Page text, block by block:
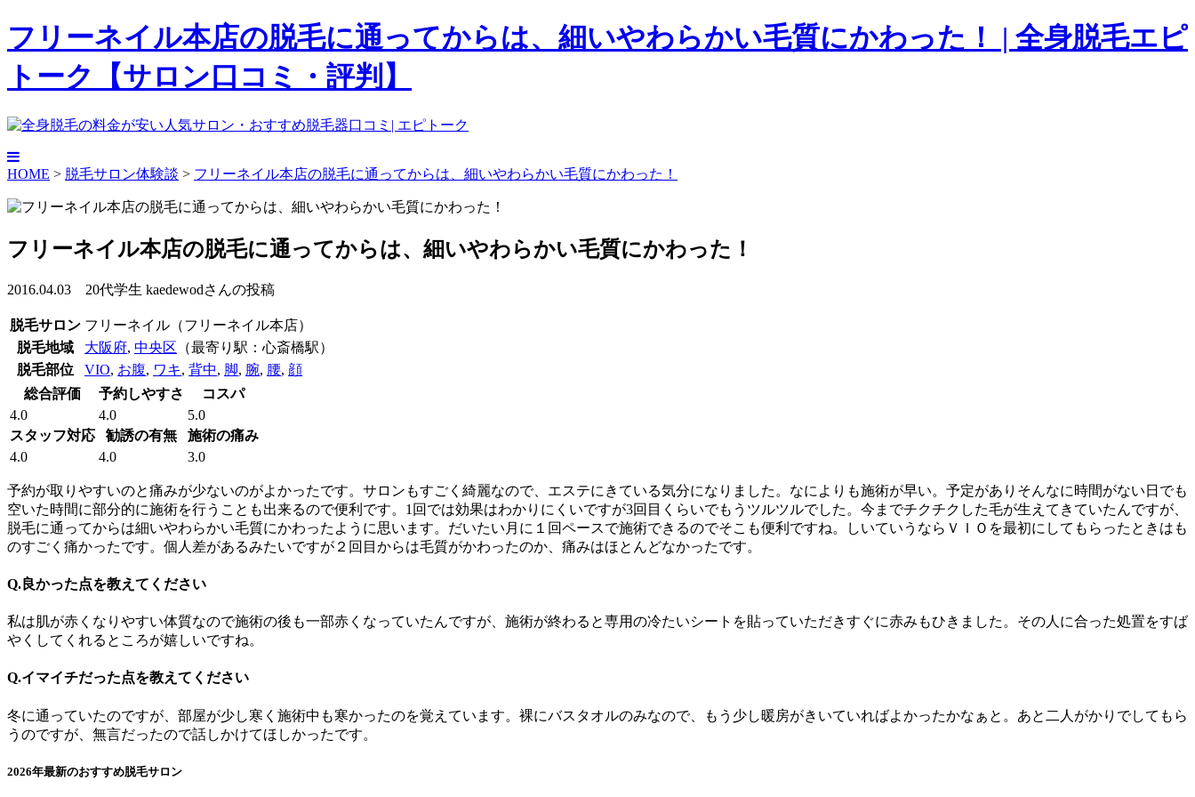
フリーネイル本店の脱毛に通ってからは、細いやわらかい毛質にかわった！ | 全身脱毛エピ
トーク【サロン口コミ・評判】
HOME > 脱毛サロン体験談 > フリーネイル本店の脱毛に通ってからは、細いやわらかい毛質にかわった！
フリーネイル本店の脱毛に通ってからは、細いやわらかい毛質にかわった！
2016.04.03 20代学生 kaedewodさんの投稿
脱毛サロン フリーネイル（フリーネイル本店）
脱毛地域
大阪府, 中央区 （最寄り駅：心斎橋駅）
脱毛部位
VIO, お腹, ワキ, 背中, 脚, 腕, 腰, 顔
総合評価
予約しやすさ
コスパ
4.0
4.0
5.0
スタッフ対応
勧誘の有無
施術の痛み
4.0
4.0 3.0
予約が取りやすいのと痛みが少ないのがよかったです。サロンもすごく綺麗なので、エステにきている気分になりました。なによりも施術が早い。予定がありそんなに時間がない日でも
空いた時間に部分的に施術を行うことも出来るので便利です。1回では効果はわかりにくいですが3回目くらいでもうツルツルでした。今までチクチクした毛が生えてきていたんですが、
脱毛に通ってからは細いやわらかい毛質にかわったように思います。だいたい月に１回ペースで施術できるのでそこも便利ですね。しいていうならＶＩＯを最初にしてもらったときはも
のすごく痛かったです。個人差があるみたいですが２回目からは毛質がかわったのか、痛みはほとんどなかったです。
Q.良かった点を教えてください
私は肌が赤くなりやすい体質なので施術の後も一部赤くなっていたんですが、施術が終わると専用の冷たいシートを貼っていただきすぐに赤みもひきました。その人に合った処置をすば
やくしてくれるところが嬉しいですね。
Q.イマイチだった点を教えてください
冬に通っていたのですが、部屋が少し寒く施術中も寒かったのを覚えています。裸にバスタオルのみなので、もう少し暖房がきいていればよかったかなぁと。あと二人がかりでしてもら
うのですが、無言だったので話しかけてほしかったです。
2026年最新のおすすめ脱毛サロン